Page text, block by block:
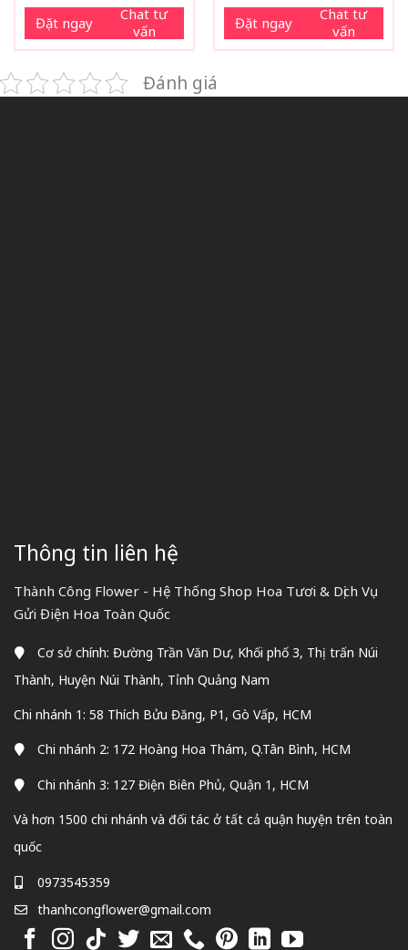
Đặt ngay
Chat tư
vấn
Đặt ngay
Chat tư
vấn
Đánh giá
Thông tin liên hệ
Thành Công Flower - Hệ Thống Shop Hoa Tươi & Dịch Vụ
Gửi Điện Hoa Toàn Quốc
Cơ sở chính: Đường Trần Văn Dư, Khối phố 3, Thị trấn Núi
Thành, Huyện Núi Thành, Tỉnh Quảng Nam
Chi nhánh 1: 58 Thích Bửu Đăng, P1, Gò Vấp, HCM
Chi nhánh 2: 172 Hoàng Hoa Thám, Q.Tân Bình, HCM
Chi nhánh 3: 127 Điện Biên Phủ, Quận 1, HCM
Và hơn 1500 chi nhánh và đối tác ở tất cả quận huyện trên toàn
quốc
0973545359
thanhcongflower@gmail.com